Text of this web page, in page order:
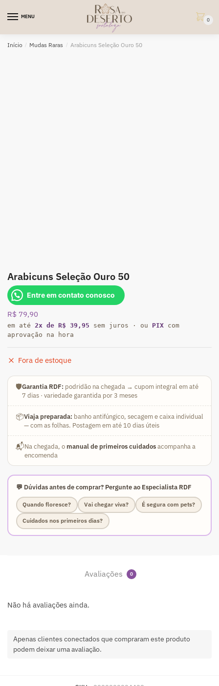
MENU
0
Início / Mudas Raras / Arabicuns Seleção Ouro 50
Arabicuns Seleção Ouro 50
Entre em contato conosco
R$ 79,90
em até 2x de R$ 39,95 sem juros · ou PIX com
aprovação na hora
Fora de estoque
🛡️Garantia RDF: podridão na chegada → cupom integral em até
7 dias · variedade garantida por 3 meses
📦Viaja preparada: banho antifúngico, secagem e caixa individual
— com as folhas. Postagem em até 10 dias úteis
📬Na chegada, o manual de primeiros cuidadosacompanha a
encomenda
💬 Dúvidas antes de comprar? Pergunte ao Especialista RDF
Quando floresce? Vai chegar viva? É segura com pets?
Cuidados nos primeiros dias?
Avaliações 0
Não há avaliações ainda.
Apenas clientes conectados que compraram este produto
podem deixar uma avaliação.